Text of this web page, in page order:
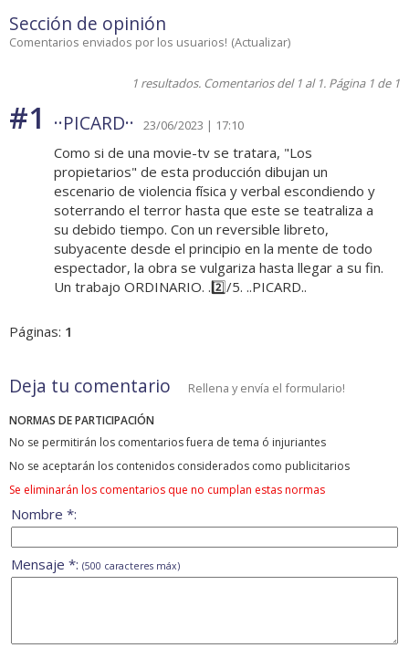
Sección de opinión
Comentarios enviados por los usuarios! (Actualizar)
1 resultados. Comentarios del 1 al 1. Página 1 de 1
#1 ··PICARD·· 23/06/2023 | 17:10
Como si de una movie-tv se tratara, "Los
propietarios" de esta producción dibujan un
escenario de violencia física y verbal escondiendo y
soterrando el terror hasta que este se teatraliza a
su debido tiempo. Con un reversible libreto,
subyacente desde el principio en la mente de todo
espectador, la obra se vulgariza hasta llegar a su fin.
Un trabajo ORDINARIO. .2️⃣/5. ..PICARD..
Páginas: 1
Deja tu comentario Rellena y envía el formulario!
NORMAS DE PARTICIPACIÓN
No se permitirán los comentarios fuera de tema ó injuriantes
No se aceptarán los contenidos considerados como publicitarios
Se eliminarán los comentarios que no cumplan estas normas
Nombre *:
Mensaje *: (500 caracteres máx)